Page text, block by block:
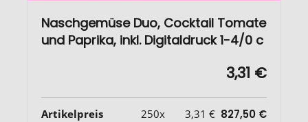
Naschgemüse Duo, Cocktail Tomate
und Paprika, inkl. Digitaldruck 1-4/0 c
3,31 €
Artikelpreis 250x 3,31 € 827,50 €